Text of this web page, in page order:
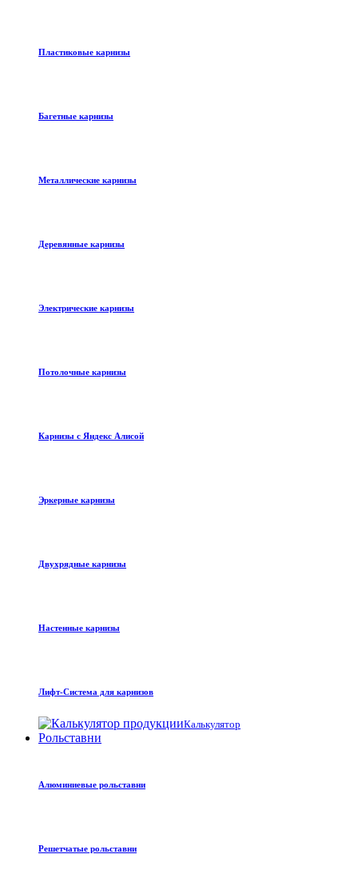
Пластиковые карнизы
Багетные карнизы
Металлические карнизы
Деревянные карнизы
Электрические карнизы
Потолочные карнизы
Карнизы с Яндекс Алисой
Эркерные карнизы
Двухрядные карнизы
Настенные карнизы
Лифт-Система для карнизов
Калькулятор
Рольставни
Алюминиевые рольставни
Решетчатые рольставни